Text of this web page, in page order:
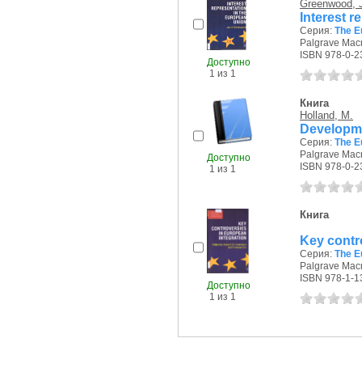
Доступно
1 из 1
Greenwood,
Interest
Серия: The
Palgrave
ISBN 978-0-
Доступно
1 из 1
Книга
Holland, M.
Серия: The
Palgrave
ISBN 978-0-
Доступно
1 из 1
Книга
Key
Серия: The
Palgrave
ISBN 978-1-